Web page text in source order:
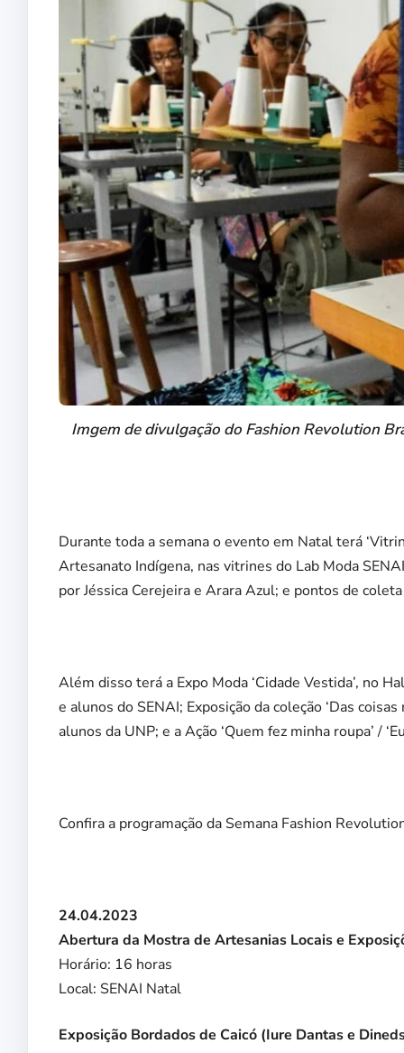
Imgem de divulgação do Fashion Revolution
Durante toda a semana o evento em Natal terá
Artesanato Indígena, nas vitrines do Lab Moda
por Jéssica Cerejeira e Arara Azul; e pontos de
Além disso terá a Expo Moda ‘Cidade Vestida’, no
e alunos do SENAI; Exposição da coleção ‘Das
alunos da UNP; e a Ação ‘Quem fez minha roupa’ /
Confira a programação da Semana Fashion
24.04.2023
Abertura da Mostra de Artesanias Locais e
Horário: 16 horas
Local: SENAI Natal
Exposição Bordados de Caicó (Iure Dantas e